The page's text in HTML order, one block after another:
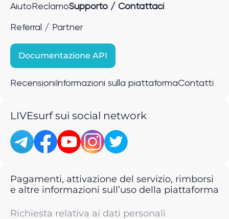
Aiuto ReclamoSupporto / Contattaci
Referral / Partner
Documentazione API
Recensioni Informazioni sulla piattaformaContatti
LIVEsurf sui social network
Pagamenti, attivazione del servizio, rimborsi
e altre informazioni sull’uso della piattaforma
Richiesta relativa ai dati personali